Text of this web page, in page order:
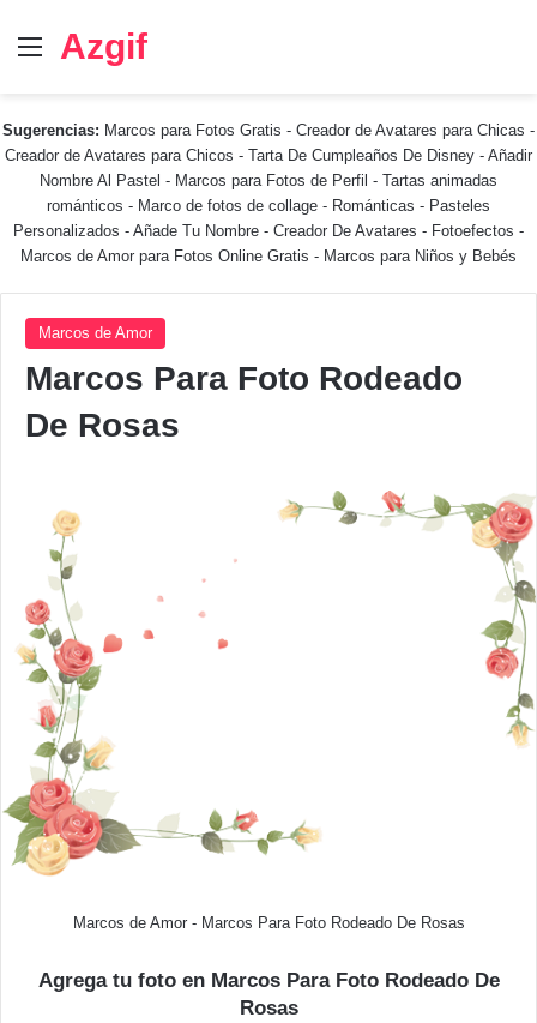
Menú
Azgif
Sugerencias: Marcos para Fotos Gratis - Creador de Avatares para Chicas -
Creador de Avatares para Chicos - Tarta De Cumpleaños De Disney - Añadir
Nombre Al Pastel - Marcos para Fotos de Perfil - Tartas animadas
románticos - Marco de fotos de collage - Románticas - Pasteles
Personalizados - Añade Tu Nombre - Creador De Avatares - Fotoefectos -
Marcos de Amor para Fotos Online Gratis - Marcos para Niños y Bebés
Marcos de Amor
Marcos Para Foto Rodeado
De Rosas
Marcos de Amor - Marcos Para Foto Rodeado De Rosas
Agrega tu foto en Marcos Para Foto Rodeado De
Rosas